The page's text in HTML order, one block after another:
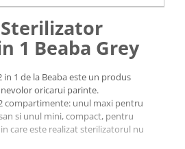
1 Beaba Grey
1 de la Beaba este un produs
oricarui parinte.
compartimente: unul maxi pentru
si unul mini, compact, pentru
care este realizat sterilizatorul nu